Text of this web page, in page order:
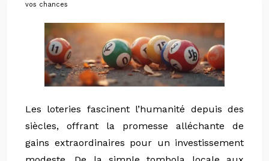
vos chances
Les loteries fascinent l’humanité depuis des
siècles, offrant la promesse alléchante de
gains extraordinaires pour un investissement